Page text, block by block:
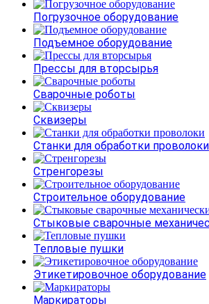
Погрузочное оборудование
Подъемное оборудование
Прессы для вторсырья
Сварочные роботы
Сквизеры
Станки для обработки проволоки
Стренгорезы
Строительное оборудование
Стыковые сварочные
Тепловые пушки
Этикетировочное оборудование
Маркираторы